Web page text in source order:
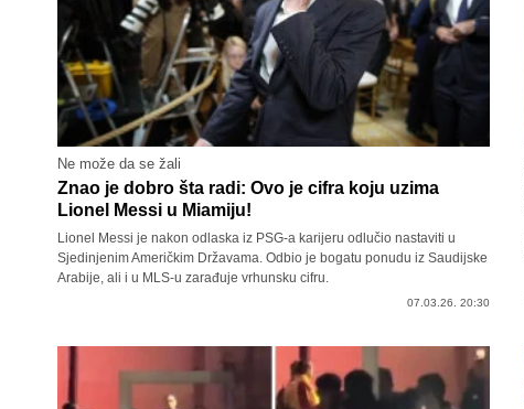
Ne može da se žali
Znao je dobro šta radi: Ovo je cifra koju uzima
Lionel Messi u Miamiju!
Lionel Messi je nakon odlaska iz PSG-a karijeru odlučio nastaviti u
Sjedinjenim Američkim Državama. Odbio je bogatu ponudu iz Saudijske
Arabije, ali i u MLS-u zarađuje vrhunsku cifru.
07.03.26. 20:30